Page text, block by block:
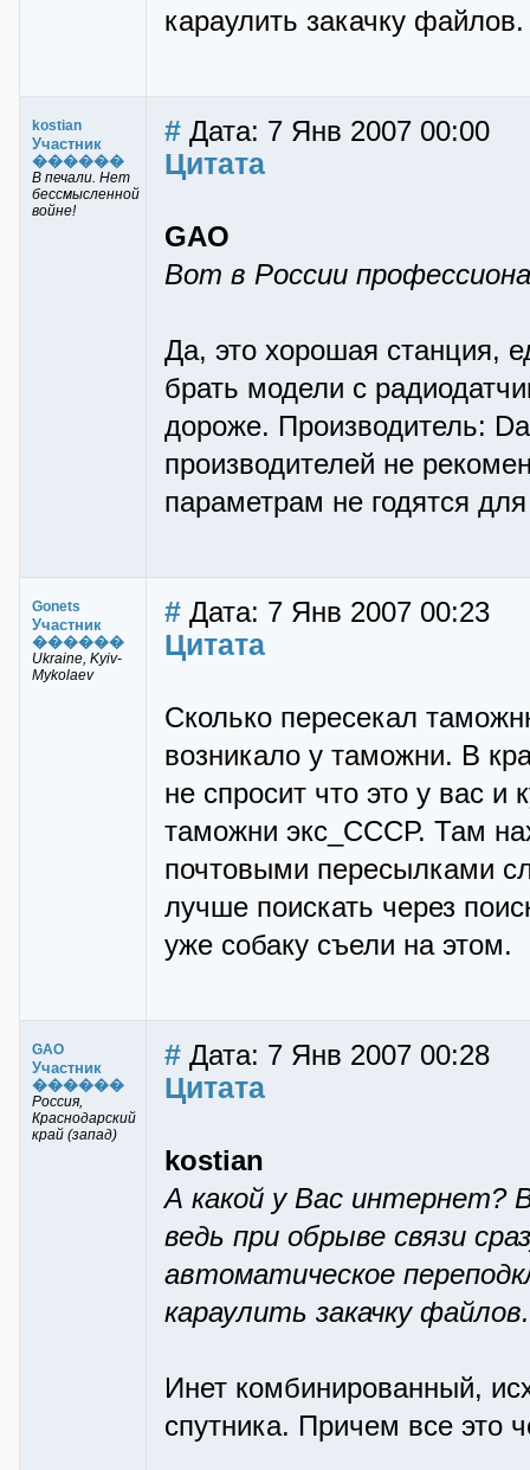
караулить закачку
kostian
Участник
������
В печали. Нет
бессмысленной
войне!
# Дата: 7 Янв 2007 00:00
Цитата
GAO
Вот в России
Да, это хорошая станция,
брать модели с
дороже. Производитель:
производителей не
параметрам не годятся
Gonets
Участник
������
Ukraine, Kyiv-
Mykolaev
# Дата: 7 Янв 2007 00:23
Цитата
Сколько пересекал
возникало у таможни. В
не спросит что это у вас
таможни экс_СССР. Там
почтовыми пересылками
лучше поискать через
уже собаку съели на этом.
GAO
Участник
������
Россия,
Краснодарский
край (запад)
# Дата: 7 Янв 2007 00:28
Цитата
kostian
А какой у Вас интернет?
ведь при обрыве связи
автоматическое
караулить закачку
Инет комбинированный,
спутника. Причем все это